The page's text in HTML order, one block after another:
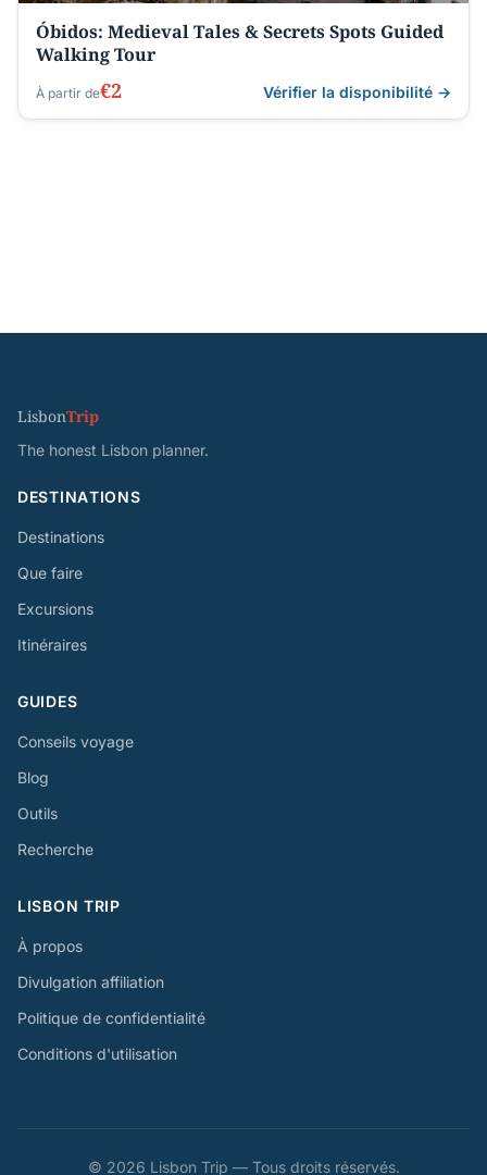
Óbidos: Medieval Tales & Secrets Spots Guided
Walking Tour
À partir de€2 Vérifier la disponibilité →
LisbonTrip
The honest Lisbon planner.
DESTINATIONS
Destinations
Que faire
Excursions
Itinéraires
GUIDES
Conseils voyage
Blog
Outils
Recherche
LISBON TRIP
À propos
Divulgation affiliation
Politique de confidentialité
Conditions d'utilisation
© 2026 Lisbon Trip — Tous droits réservés.